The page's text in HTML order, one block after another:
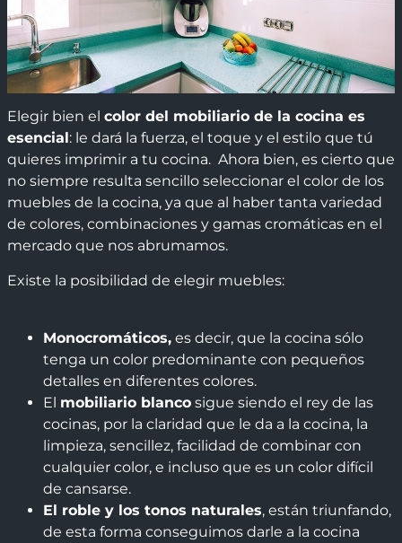
Elegir bien el color del mobiliario de la cocina es
esencial: le dará la fuerza, el toque y el estilo que tú
quieres imprimir a tu cocina. Ahora bien, es cierto que
no siempre resulta sencillo seleccionar el color de los
muebles de la cocina, ya que al haber tanta variedad
de colores, combinaciones y gamas cromáticas en el
mercado que nos abrumamos.
Existe la posibilidad de elegir muebles:
Monocromáticos, es decir, que la cocina sólo
tenga un color predominante con pequeños
detalles en diferentes colores.
El mobiliario blanco sigue siendo el rey de las
cocinas, por la claridad que le da a la cocina, la
limpieza, sencillez, facilidad de combinar con
cualquier color, e incluso que es un color difícil
de cansarse.
El roble y los tonos naturales, están triunfando,
de esta forma conseguimos darle a la cocina